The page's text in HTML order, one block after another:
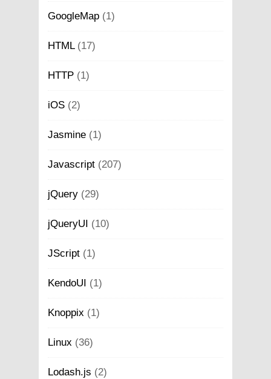
GoogleMap (1)
HTML(17)
HTTP (1)
iOS (2)
Jasmine (1)
Javascript (207)
jQuery (29)
jQueryUI (10)
JScript (1)
KendoUI (1)
Knoppix (1)
Linux (36)
Lodash.js (2)